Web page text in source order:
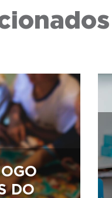
DO